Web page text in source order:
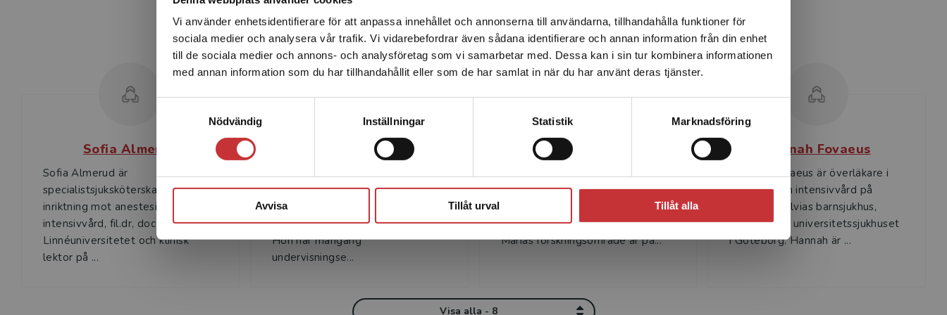
Vi använder enhetsidentifierare för att anpassa innehållet och annonserna till användarna, tillhandahålla funktioner för
sociala medier och analysera vår trafik. Vi vidarebefordrar även sådana identifierare och annan information från din enhet
till de sociala medier och annons- och analysföretag som vi samarbetar med. Dessa kan i sin tur kombinera informationen
med annan information som du har tillhandahållit eller som de har samlat in när du har använt deras tjänster.
Nödvändig
Inställningar Statistik Marknadsföring
Avvisa Tillåt urval Tillåt alla
Det verkar som att du besöker studentlitteratur.se via en
enhet utanför Sverige. Vi erbjuder inte leveranser utanför
Sverige. För att kunna slutföra ett köp måste
leveransadressen vara i Sverige.Läs mer
Författare
Sofia Almerud
Sofia Almerud är
specialistsjuksköterska med
inriktning mot anestesi och
intensivvård, fil.dr, docent vid
Linnéuniversitetet och klinisk
lektor på ...
Lisbet Andersson
specialistsjuksköterska med
inriktning mot anestesisjukvård,
fil.dr och lektor i vårdvetenskap.
Hon har mångårig
undervisningse...
Maria Qvistgaard
specialistsjuksköterska med
inriktning mot operationssjukvård,
fil.dr och lektor i vårdvetenskap.
Marias forskningsområde är pa...
Hannah Fovaeus
Hannah Fovaeus är överläkare i
anestesi och intensivvård på
Drottning Silvias barnsjukhus,
Sahlgrenska universitetssjukhuset
i Göteborg. Hannah är ...
Visa alla - 8